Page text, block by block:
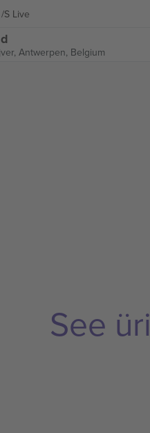
s Live
Antwerpen, Belgium
See